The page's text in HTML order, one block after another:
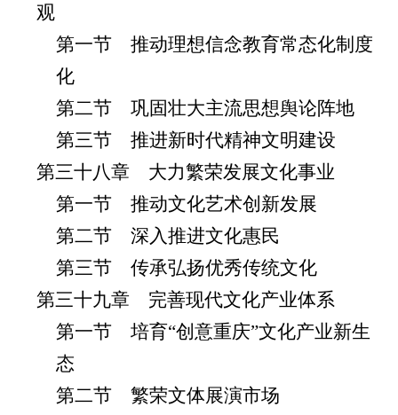
观
第一节 推动理想信念教育常态化制度
化
第二节 巩固壮大主流思想舆论阵地
第三节 推进新时代精神文明建设
第三十八章 大力繁荣发展文化事业
第一节 推动文化艺术创新发展
第二节 深入推进文化惠民
第三节 传承弘扬优秀传统文化
第三十九章 完善现代文化产业体系
第一节 培育“创意重庆”文化产业新生
态
第二节 繁荣文体展演市场